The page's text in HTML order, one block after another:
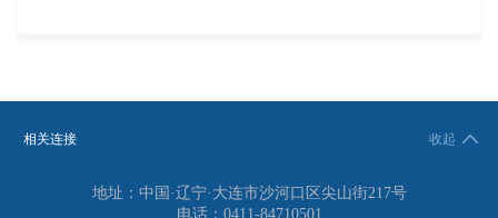
相关连接 收起
地址：中国·辽宁·大连市沙河口区尖山街217号
电话：0411-84710501